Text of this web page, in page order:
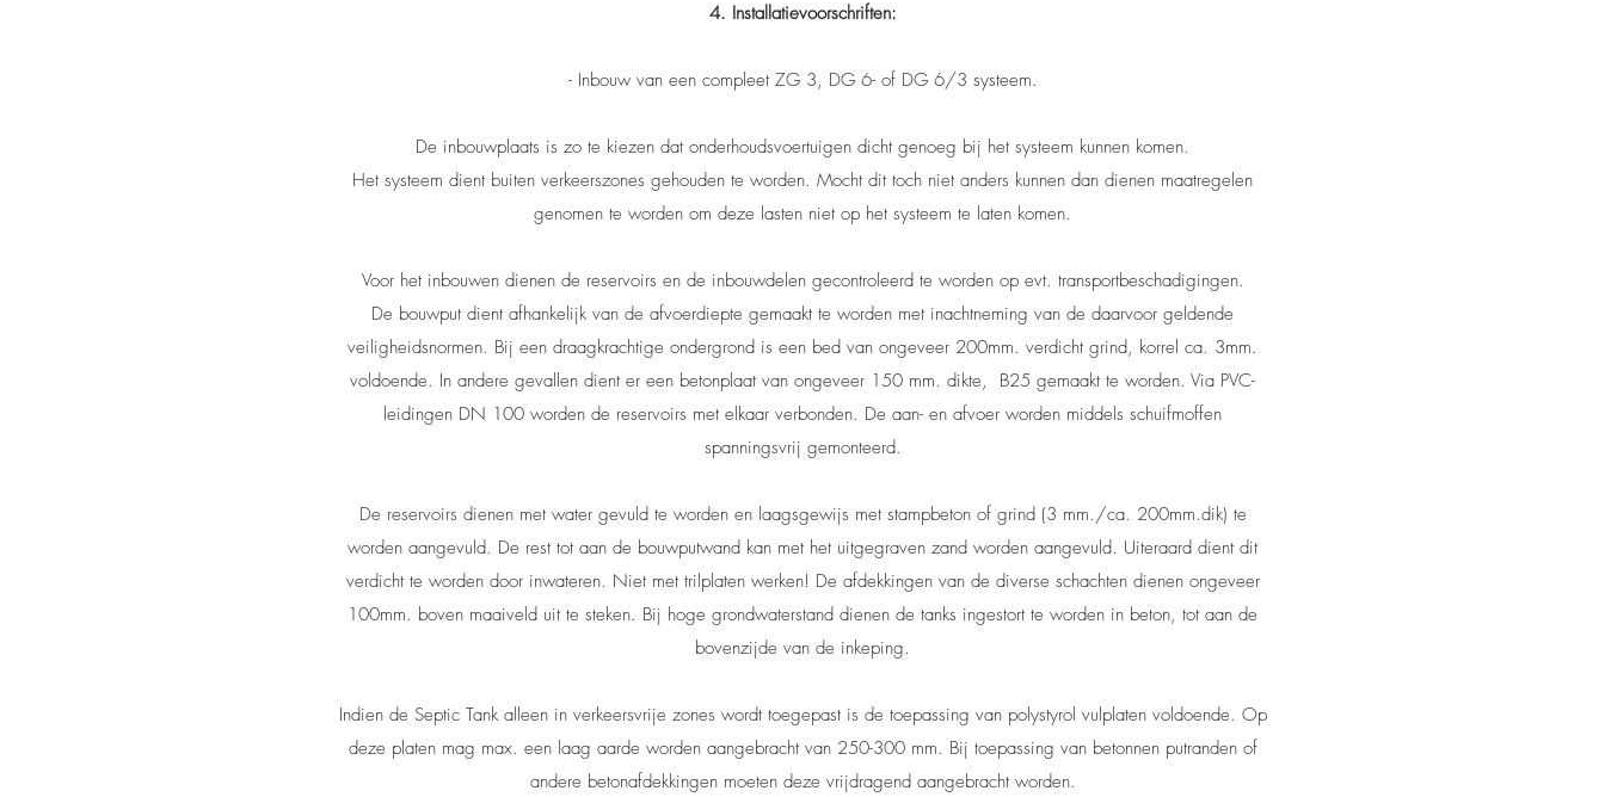
4. Installatievoorschriften:
- Inbouw van een compleet ZG 3, DG 6- of DG 6/3 systeem.
De inbouwplaats is zo te kiezen dat onderhoudsvoertuigen dicht genoeg bij het systeem kunnen komen.
Het systeem dient buiten verkeerszones gehouden te worden. Mocht dit toch niet anders kunnen dan dienen maatregelen
genomen te worden om deze lasten niet op het systeem te laten komen.
Voor het inbouwen dienen de reservoirs en de inbouwdelen gecontroleerd te worden op evt. transportbeschadigingen.
De bouwput dient afhankelijk van de afvoerdiepte gemaakt te worden met inachtneming van de daarvoor geldende
veiligheidsnormen. Bij een draagkrachtige ondergrond is een bed van ongeveer 200mm. verdicht grind, korrel ca. 3mm.
voldoende. In andere gevallen dient er een betonplaat van ongeveer 150 mm. dikte, B25 gemaakt te worden. Via PVC-
leidingen DN 100 worden de reservoirs met elkaar verbonden. De aan- en afvoer worden middels schuifmoffen
spanningsvrij gemonteerd.
De reservoirs dienen met water gevuld te worden en laagsgewijs met stampbeton of grind (3 mm./ca. 200mm.dik) te
worden aangevuld. De rest tot aan de bouwputwand kan met het uitgegraven zand worden aangevuld. Uiteraard dient dit
verdicht te worden door inwateren. Niet met trilplaten werken! De afdekkingen van de diverse schachten dienen ongeveer
100mm. boven maaiveld uit te steken. Bij hoge grondwaterstand dienen de tanks ingestort te worden in beton, tot aan de
bovenzijde van de inkeping.
Indien de Septic Tank alleen in verkeersvrije zones wordt toegepast is de toepassing van polystyrol vulplaten voldoende. Op
deze platen mag max. een laag aarde worden aangebracht van 250-300 mm. Bij toepassing van betonnen putranden of
andere betonafdekkingen moeten deze vrijdragend aangebracht worden.